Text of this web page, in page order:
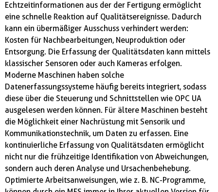
Echtzeitinformationen aus der der Fertigung ermöglicht
eine schnelle Reaktion auf Qualitätsereignisse. Dadurch
kann ein übermäßiger Ausschuss verhindert werden:
Kosten für Nachbearbeitungen, Neuproduktion oder
Entsorgung. Die Erfassung der Qualitätsdaten kann mittels
klassischer Sensoren oder auch Kameras erfolgen.
Moderne Maschinen haben solche
Datenerfassungssysteme häufig bereits integriert, sodass
diese über die Steuerung und Schnittstellen wie OPC UA
ausgelesen werden können. Für ältere Maschinen besteht
die Möglichkeit einer Nachrüstung mit Sensorik und
Kommunikationstechnik, um Daten zu erfassen. Eine
kontinuierliche Erfassung von Qualitätsdaten ermöglicht
nicht nur die frühzeitige Identifikation von Abweichungen,
sondern auch deren Analyse und Ursachenbehebung.
Optimierte Arbeitsanweisungen, wie z. B. NC-Programme,